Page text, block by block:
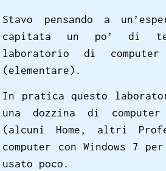
Stavo pensando a
capitata un po’ di
laboratorio di
(elementare).
In pratica questo
una dozzina di computer
(alcuni Home, altri
computer con Windows 7
usato poco.